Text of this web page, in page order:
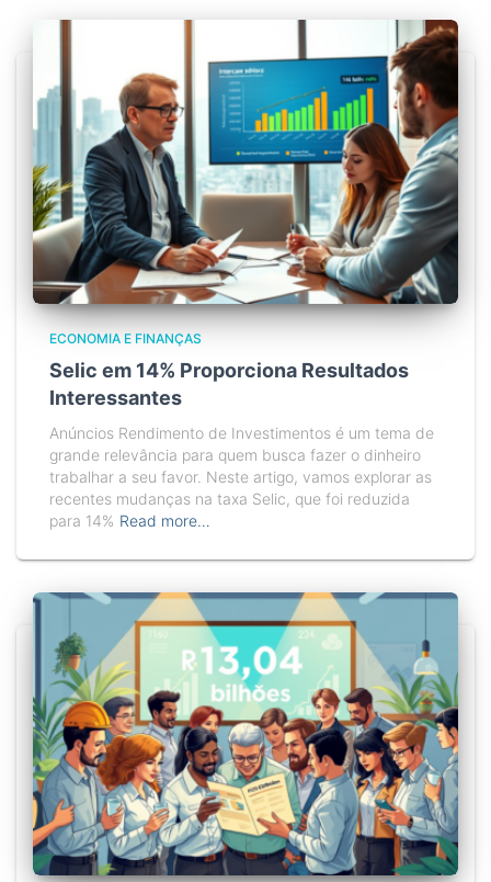
ECONOMIA E FINANÇAS
Selic em 14% Proporciona Resultados
Interessantes
Anúncios Rendimento de Investimentos é um tema de
grande relevância para quem busca fazer o dinheiro
trabalhar a seu favor. Neste artigo, vamos explorar as
recentes mudanças na taxa Selic, que foi reduzida
para 14% Read more…